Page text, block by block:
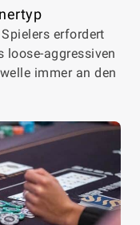
erfordert
loose-aggressiven
immer an den